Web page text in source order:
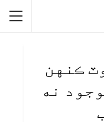
ڪنهن
نه